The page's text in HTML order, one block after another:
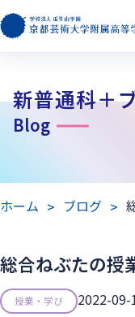
新普通科＋
Blog
ホーム ブログ
総合ねぶたの授
授業・学び 2022-09-